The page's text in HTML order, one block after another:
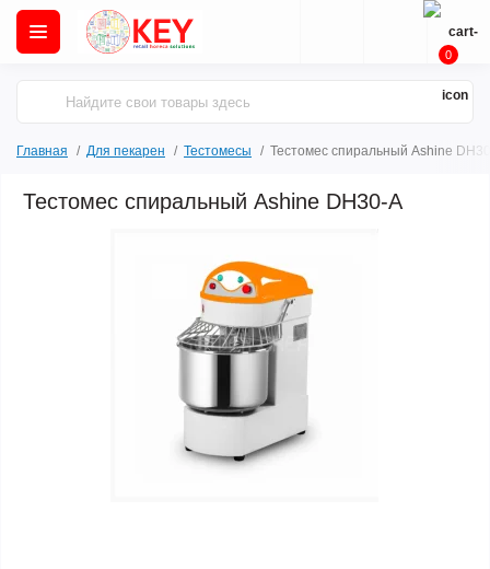
0
Главная Для пекарен Тестомесы Тестомес спиральный Ashine
Тестомес спиральный Ashine DH30-A